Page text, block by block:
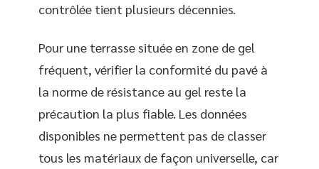
contrôlée tient plusieurs décennies.
Pour une terrasse située en zone de gel
fréquent, vérifier la conformité du pavé à
la norme de résistance au gel reste la
précaution la plus fiable. Les données
disponibles ne permettent pas de classer
tous les matériaux de façon universelle, car